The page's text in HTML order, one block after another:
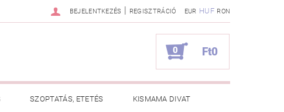
EUR HUF RON
BEJELENTKEZÉS | REGISZTRÁCIÓ
0 Ft0
SZOPTATÁS, ETETÉS KISMAMA DIVAT